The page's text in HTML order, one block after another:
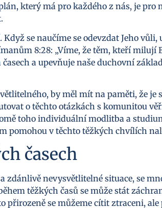
který má pro každého z nás, je pro
se naučíme se odevzdat Jeho
8:28: „Víme, že těm, kteří milují
a upevňuje naše duchovní
by měl mít na paměti, že je
o těchto otázkách s komunitou
toho individuální modlitba a
pomohou v těchto těžkých chvílích
časech
nevysvětlitelné situace, se
těžkých časů se může stát
přirozeně se můžeme cítit ztraceni, ale